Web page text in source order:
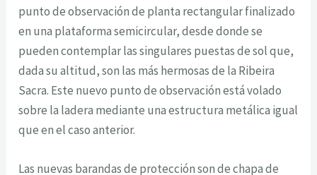
punto de observación de planta rectangular finalizado
en una plataforma semicircular, desde donde se
pueden contemplar las singulares puestas de sol que,
dada su altitud, son las más hermosas de la Ribeira
Sacra. Este nuevo punto de observación está volado
sobre la ladera mediante una estructura metálica igual
que en el caso anterior.
Las nuevas barandas de protección son de chapa de